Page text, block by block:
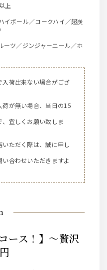
上
イボール／コークハイ／超炭
ーツ／ジンジャーエール／ホ
入荷出来ない場合がござ
が無い場合、当日の15
宜しくお願い致しま
ただく際は、誠に申し
合わせいただきますよ